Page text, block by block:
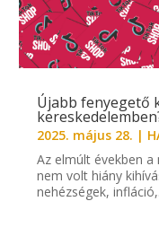
Újabb fenyegető
2025. május 28. |
Az elmúlt években
nem volt hiány
nehézségek,